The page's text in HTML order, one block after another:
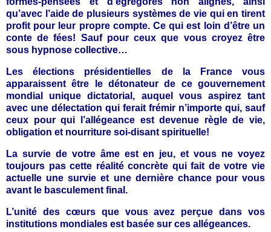
qu’avec l’aide de plusieurs systèmes de vie qui en tirent
profit pour leur propre compte. Ce qui est loin d’être un
conte de fées! Sauf pour ceux que vous croyez être
sous hypnose collective…
Les élections présidentielles de la France vous
apparaissent être le détonateur de ce gouvernement
mondial unique dictatorial, auquel vous aspirez tant
avec une délectation qui ferait frémir n’importe qui, sauf
ceux pour qui l’allégeance est devenue règle de vie,
obligation et nourriture soi-disant spirituelle!
La survie de votre âme est en jeu, et vous ne voyez
toujours pas cette réalité concrète qui fait de votre vie
actuelle une survie et une dernière chance pour vous
avant le basculement final.
L’unité des cœurs que vous avez perçue dans vos
institutions mondiales est basée sur ces allégeances.